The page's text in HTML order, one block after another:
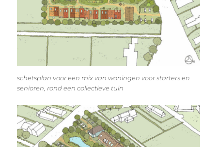
schetsplan voor een mix van woningen voor starters en
senioren, rond een collectieve tuin